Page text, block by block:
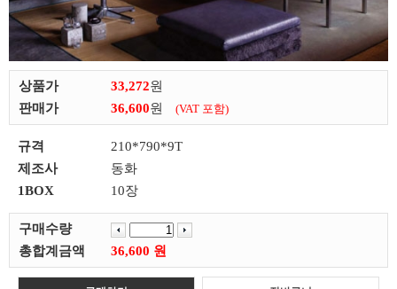
상품가 33,272원
판매가
36,600원 (VAT 포함)
규격
210*790*9T
제조사
동화
1BOX
10장
구매수량
총합계금액
36,600 원